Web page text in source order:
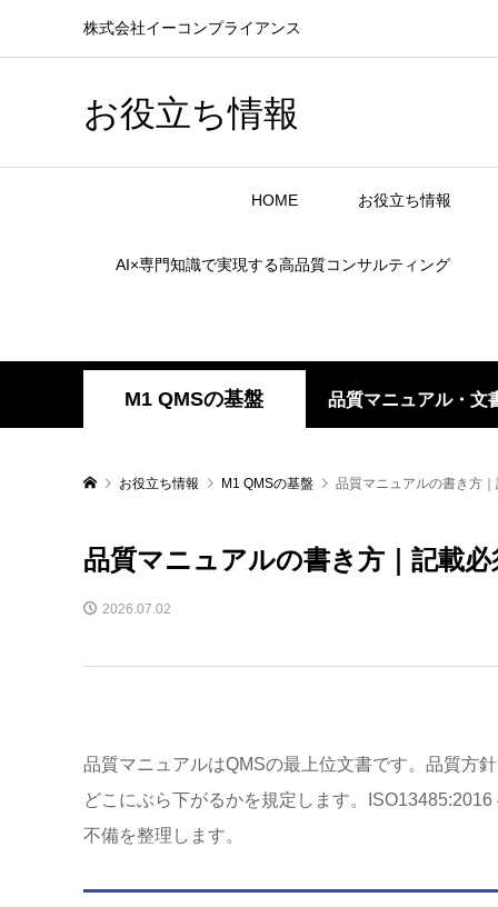
株式会社イーコンプライアンス
お役立ち情報
HOME お役立ち情報
AI×専門知識で実現する高品質コンサルティング
M1 QMSの基盤 品質マニュアル・文
お役立ち情報 M1 QMSの基盤 品質マニュアルの書き方
品質マニュアルの書き方｜記載
2026.07.02
品質マニュアルはQMSの最上位文書です。品質方
どこにぶら下がるかを規定します。
不備を整理します。